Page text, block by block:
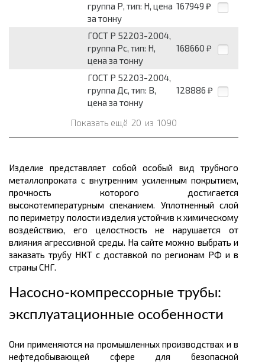
группа Р, тип: Н, цена
за тонну
167949 ₽
ГОСТ Р 52203-2004,
группа Рс, тип: Н,
цена за тонну
168660 ₽
ГОСТ Р 52203-2004,
группа Дс, тип: В,
цена за тонну
128886 ₽
Показать ещё 20 из 1090
Изделие представляет собой особый вид трубного
металлопроката с внутренним усиленным покрытием,
прочность которого достигается
высокотемпературным спеканием. Уплотненный слой
по периметру полости изделия устойчив к химическому
воздействию, его целостность не нарушается от
влияния агрессивной среды. На сайте можно выбрать и
заказать трубу НКТ с доставкой по регионам РФ и в
страны СНГ.
Насосно-компрессорные трубы:
эксплуатационные особенности
Они применяются на промышленных производствах и в
нефтедобывающей сфере для безопасной